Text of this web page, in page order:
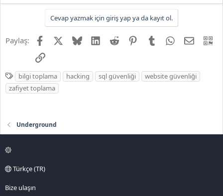
Cevap yazmak için giriş yap ya da kayıt ol.
Paylaş: Facebook BlueskyLinkedIn
Reddit PinterestTumblr WhatsApp
E-posta
Link
E
t
i
bilgi toplama hacking sql güvenliği
website güvenliği
zafiyet toplama
Underground
Türkçe (TR)
Bize ulaşın